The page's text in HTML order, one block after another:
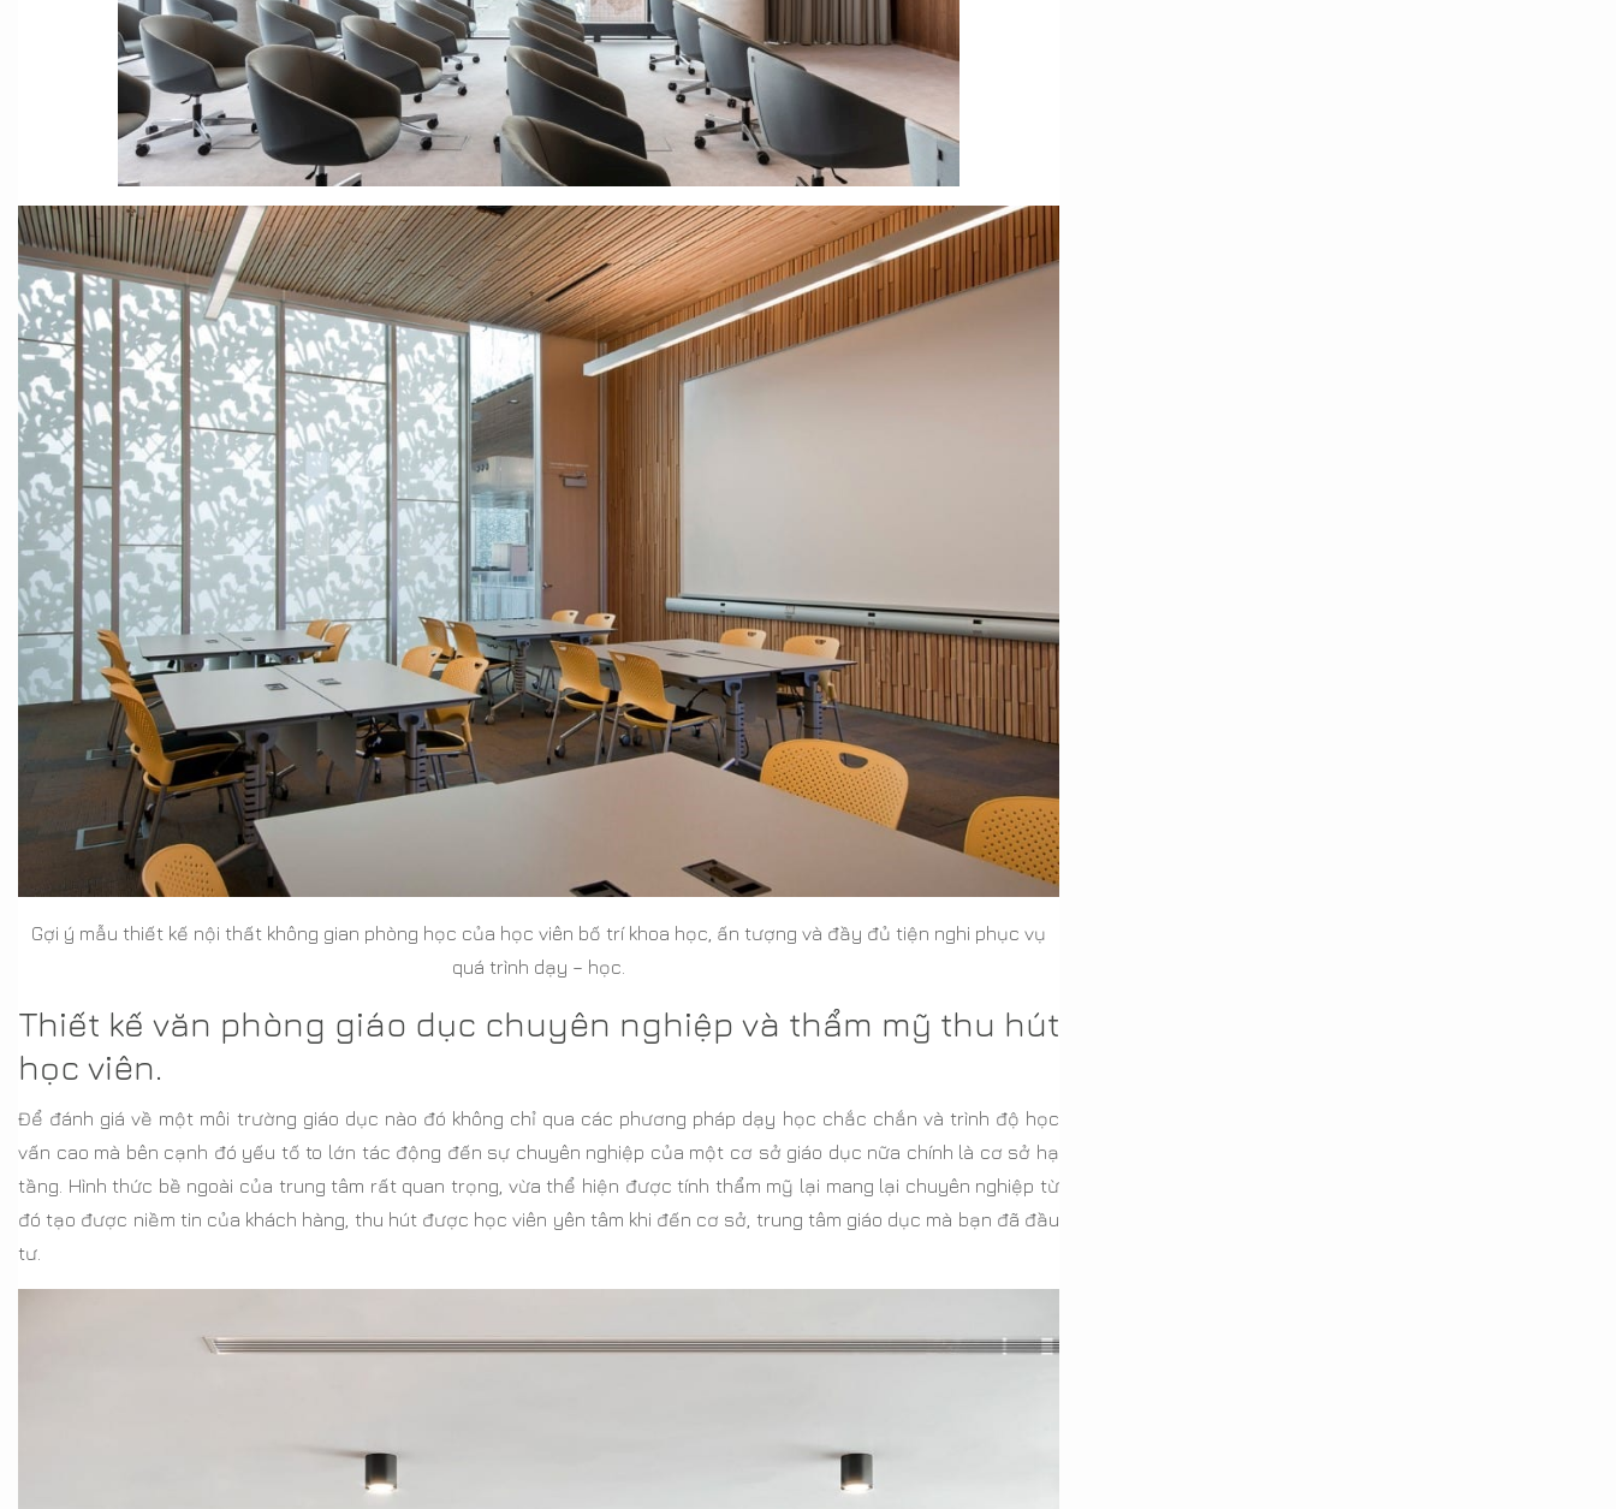
Gợi ý mẫu thiết kế nội thất không gian phòng học của học viên bố trí khoa học, ấn tượng và đầy đủ tiện nghi phục vụ
quá trình dạy – học.
Thiết kế văn phòng giáo dục chuyên nghiệp và thẩm mỹ thu hút
học viên.
Để đánh giá về một môi trường giáo dục nào đó không chỉ qua các phương pháp dạy học chắc chắn và trình độ học
vấn cao mà bên cạnh đó yếu tố to lớn tác động đến sự chuyên nghiệp của một cơ sở giáo dục nữa chính là cơ sở hạ
tầng. Hình thức bề ngoài của trung tâm rất quan trọng, vừa thể hiện được tính thẩm mỹ lại mang lại chuyên nghiệp từ
đó tạo được niềm tin của khách hàng, thu hút được học viên yên tâm khi đến cơ sở, trung tâm giáo dục mà bạn đã đầu
tư.